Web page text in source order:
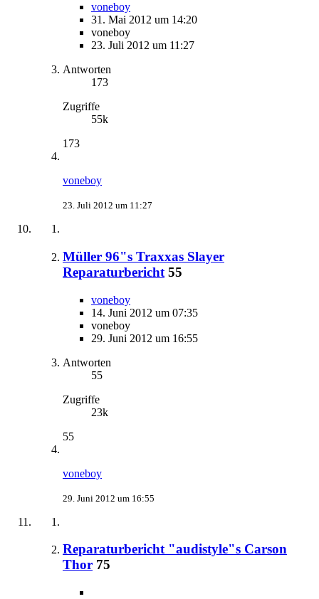
voneboy
31. Mai 2012 um 14:20
voneboy
23. Juli 2012 um 11:27
Antworten
173
Zugriffe
55k
173
voneboy
23. Juli 2012 um 11:27
Müller 96"s Traxxas Slayer
Reparaturbericht 55
voneboy
14. Juni 2012 um 07:35
voneboy
29. Juni 2012 um 16:55
Antworten
55
Zugriffe
23k
55
voneboy
29. Juni 2012 um 16:55
Reparaturbericht "audistyle"s Carson
Thor 75